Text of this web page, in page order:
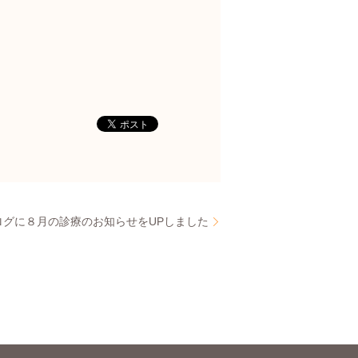
グに８月の診療のお知らせをUPしました